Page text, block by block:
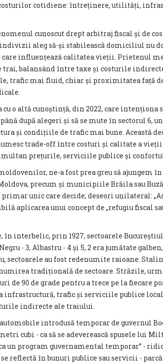
cotidiene: întreținere, utilități,
cunoscut drept arbitraj fiscal și de
indivizii aleg să-și stabilească domiciliul nu
influențează calitatea vieții. Prietenul
trai, balansând între taxe și costurile
trafic mai fluid, chiar și proximitatea față
o altă cunoștință, din 2022, care intenționa
după alegeri și să se mute în sectorul 6,
și condițiile de trafic mai bune. Această
trade-off între costuri și calitate a vieții
prețurile, serviciile publice și
ne-a fost prea greu să ajungem în
precum și municipiile Brăila sau
primar unic care decide, deseori unilateral:
aplicarea unui concept de „refugiu fiscal
interbelic, prin 1927, sectoarele
- 3, Albastru - 4 și 5, 2 era jumătate
sectoarele au fost redenumite raioane:
tradițională de sectoare. Străzile,
90 de grade pentru a trece pe la fiecare
infrastructură, trafic și serviciile publice
indirecte ale traiului.
introdusă temporar de guvernul
cubi - ca să se adeverească spusele lui
un program guvernamental temporar” -
reflectă în bunuri publice sau servicii -